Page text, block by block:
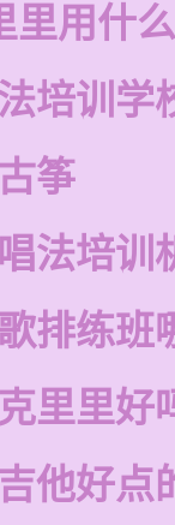
里用什
培训学
筝
法培训
排练班
里里好
他好点